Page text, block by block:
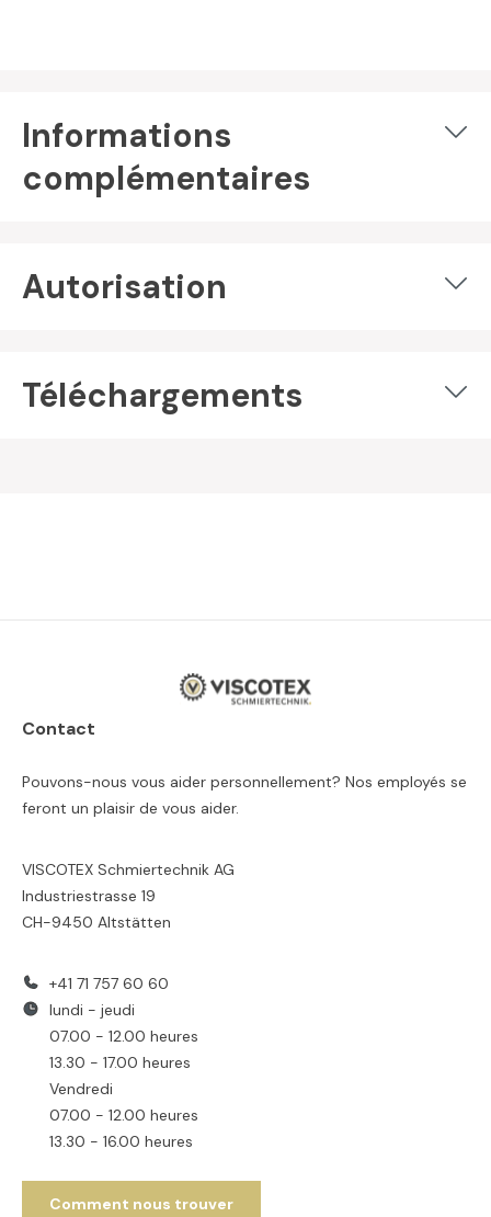
Informations
complémentaires
Autorisation
Téléchargements
Contact
Pouvons-nous vous aider personnellement? Nos employés se
feront un plaisir de vous aider.
VISCOTEX Schmiertechnik AG
Industriestrasse 19
CH-9450 Altstätten
+41 71 757 60 60
lundi - jeudi
07.00 - 12.00 heures
13.30 - 17.00 heures
Vendredi
07.00 - 12.00 heures
13.30 - 16.00 heures
Comment nous trouver